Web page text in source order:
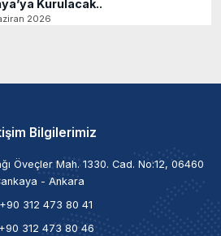
Kurulacak..
2026
Bilgilerimiz
Öveçler Mah. 1330. Cad. No:12, 06460
- Ankara
+90 312 473 80 41
312 473 80 46